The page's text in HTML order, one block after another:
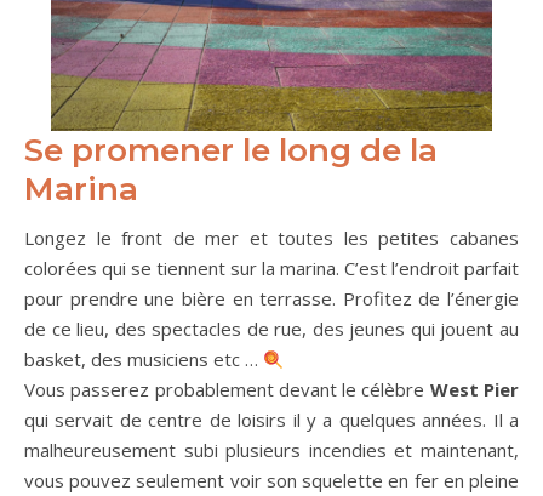
Se promener le long de la
Marina
Longez le front de mer et toutes les petites cabanes
colorées qui se tiennent sur la marina. C’est l’endroit parfait
pour prendre une bière en terrasse. Profitez de l’énergie
de ce lieu, des spectacles de rue, des jeunes qui jouent au
basket, des musiciens etc …
Vous passerez probablement devant le célèbre West Pier
qui servait de centre de loisirs il y a quelques années. Il a
malheureusement subi plusieurs incendies et maintenant,
vous pouvez seulement voir son squelette en fer en pleine